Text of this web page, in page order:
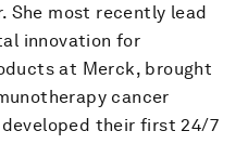
She most recently lead
innovation for
at Merck, brought
cancer
their first 24/7